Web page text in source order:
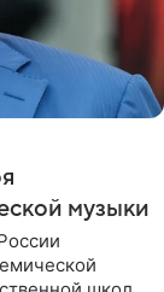
музыки